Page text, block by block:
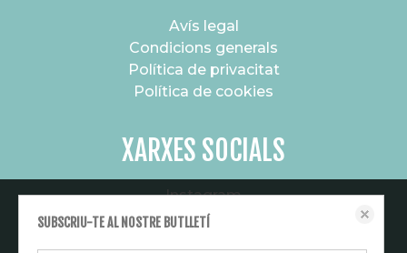
Avís legal
Condicions generals
Política de privacitat
Política de cookies
XARXES SOCIALS
Instagram
Canal de difusió
funcionalitat necessària de el lloc, inclosos anàlisi i personalització. Podeu
SUBSCRIU-TE AL NOSTRE BUTLLETÍ